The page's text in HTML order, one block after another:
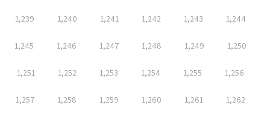
1,239 1,240 1,241 1,242 1,243 1,244
1,245 1,246 1,247 1,248 1,249 1,250
1,251 1,252 1,253 1,254 1,255 1,256
1,257 1,258 1,259 1,260 1,261 1,262